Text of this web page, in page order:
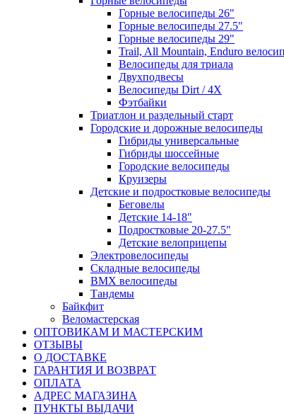
Горные велосипеды 26"
Горные велосипеды 27.5"
Горные велосипеды 29"
Trail, All Mountain, Enduro
Велосипеды для триала
Двухподвесы
Велосипеды Dirt / 4X
Фэтбайки
Триатлон и раздельный старт
Городские и дорожные велосипеды
Гибриды универсальные
Гибриды шоссейные
Городские велосипеды
Круизеры
Детские и подростковые велосипеды
Беговелы
Детские 14-18"
Подростковые 20-27.5"
Детские велоприцепы
Электровелосипеды
Складные велосипеды
BMX велосипеды
Тандемы
Байкфит
Веломастерская
ОПТОВИКАМ И МАСТЕРСКИМ
ОТЗЫВЫ
О ДОСТАВКЕ
ГАРАНТИЯ И ВОЗВРАТ
ОПЛАТА
АДРЕС МАГАЗИНА
ПУНКТЫ ВЫДАЧИ